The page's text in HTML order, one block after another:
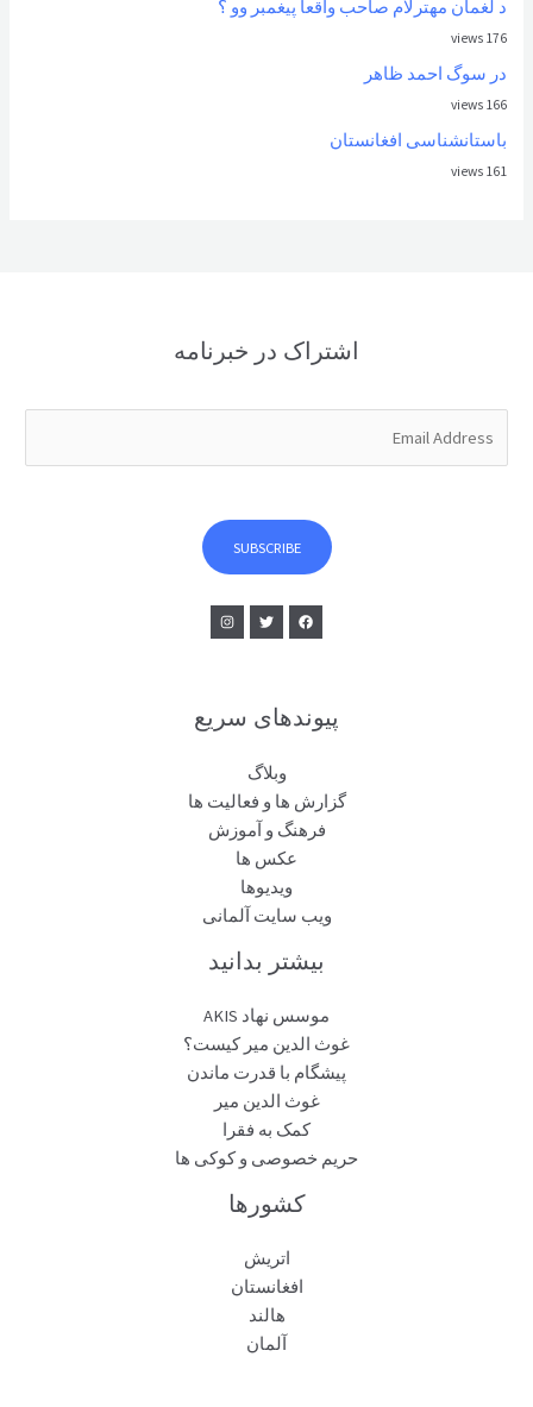
د لغمان مهترلام صاحب واقعآ پیغمبر وو ؟
176 views
در سوگ احمد ظاهر
166 views
باستانشناسی افغانستان
161 views
اشتراک در خبرنامه
SUBSCRIBE
پیوندهای سریع
وبلاگ
گزارش ها و فعالیت ها
فرهنگ و آموزش
عکس ها
ویدیوها
ویب سایت آلمانی
بیشتر بدانید
موسس نهاد AKIS
غوث الدین میر کیست؟
پیشگام با قدرت ماندن
غوث الدین میر
کمک به فقرا
حریم خصوصی و کوکی ها
کشورها
اتریش
افغانستان
هالند
آلمان